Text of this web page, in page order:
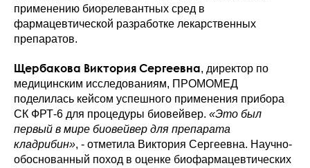
применению биорелевантных сред в
фармацевтической разработке лекарственных
препаратов.
Щербакова Виктория Сергеевна, директор по
медицинским исследованиям, ПРОМОМЕД
поделилась кейсом успешного применения прибора
СК ФРТ-6 для процедуры биовейвер. «Это был
первый в мире биовейвер для препарата
кладрибин», - отметила Виктория Сергеевна. Научно-
обоснованный поход в оценке биофармацевтических